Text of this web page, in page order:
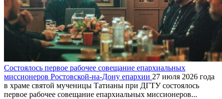
Состоялось первое рабочее совещание епархиальных
миссионеров Ростовской-на-Дону епархии 27 июля 2026 года
в храме святой мученицы Татианы при ДГТУ состоялось
первое рабочее совещание епархиальных миссионеров...